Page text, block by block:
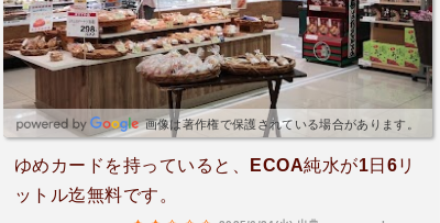
画像は著作権で保護されている場合があります。
ゆめカードを持っていると、ECOA純水が1日6リ
ットル迄無料です。